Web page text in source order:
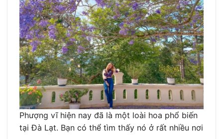
Phượng vĩ hiện nay đã là một loài hoa phổ biến
tại Đà Lạt. Bạn có thể tìm thấy nó ở rất nhiều nơi